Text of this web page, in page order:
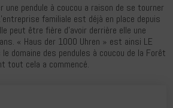
une pendule à coucou a raison de se tourner
familiale est déjà en place depuis
peut être fière d’avoir derrière elle une
« Haus der 1000 Uhren » est ainsi LE
domaine des pendules à coucou de la Forêt
tout cela a commencé.